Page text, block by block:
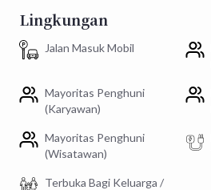
Lingkungan
Jalan Masuk Mobil
Mayoritas Penghuni
(Karyawan)
Mayoritas Penghuni
(Wisatawan)
Terbuka Bagi Keluarga /